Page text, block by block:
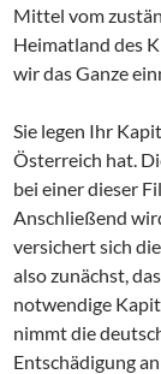
Mittel vom
Heimatland des
wir das Ganze
Sie legen Ihr
Österreich hat.
bei einer dieser
Anschließend
versichert sich
also zunächst,
notwendige
nimmt die
Entschädigung